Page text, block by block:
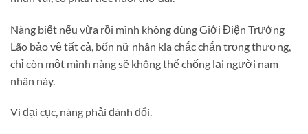
Nàng biết nếu vừa rồi mình không dùng Giới Điện Trưởng
Lão bảo vệ tất cả, bốn nữ nhân kia chắc chắn trọng thương,
chỉ còn một mình nàng sẽ không thể chống lại người nam
nhân này.
Vì đại cục, nàng phải đánh đổi.